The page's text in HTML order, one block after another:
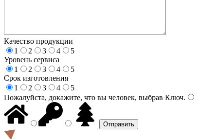
Качество продукции
1
2 3 4
5
Уровень сервиса
1
2 3 4
5
Срок изготовления
1
2 3 4
5
Пожалуйста, докажите, что вы человек, выбрав Ключ.